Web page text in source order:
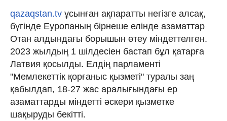
qazaqstan.tv ұсынған ақпаратты негізге алсақ,
бүгінде Еуропаның бірнеше елінде азаматтар
Отан алдындағы борышын өтеу міндеттелген.
2023 жылдың 1 шілдесіен бастап бұл қатарға
Латвия қосылды. Елдің парламенті
"Мемлекеттік қорғаныс қызметі" туралы заң
қабылдап, 18-27 жас аралығындағы ер
азаматтарды міндетті әскери қызметке
шақыруды бекітті.